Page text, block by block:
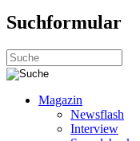
Suchformular
Magazin
Newsflash
Interview